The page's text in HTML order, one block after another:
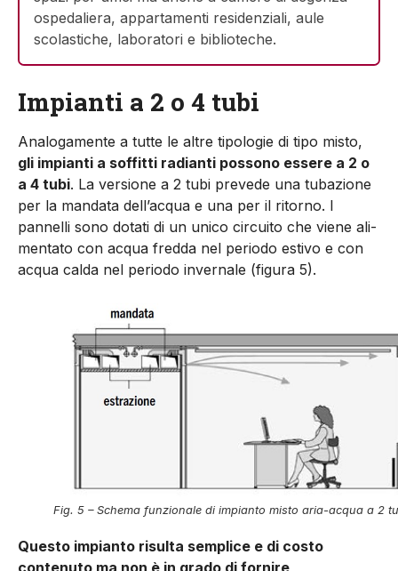
ospedaliera, appartamenti residenziali, aule
scolastiche, laboratori e biblioteche.
Impianti a 2 o 4 tubi
Analogamente a tutte le altre tipologie di tipo misto,
gli impianti a soffitti radianti possono essere a 2 o
a 4 tubi. La versione a 2 tubi prevede una tubazione
per la mandata dell’acqua e una per il ritorno. I
pannelli sono dotati di un unico circuito che viene ali­
mentato con acqua fredda nel periodo estivo e con
acqua calda nel periodo invernale (figura 5).
Fig. 5 – Schema funzionale di impianto misto aria-acqua a 2
Questo impianto risulta semplice e di costo